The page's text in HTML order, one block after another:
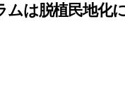
は脱植民地化